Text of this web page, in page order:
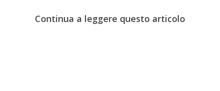
Continua a leggere questo articolo